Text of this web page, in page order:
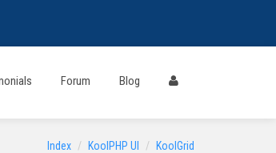
Forum Blog
Index KoolPHP UI KoolGrid